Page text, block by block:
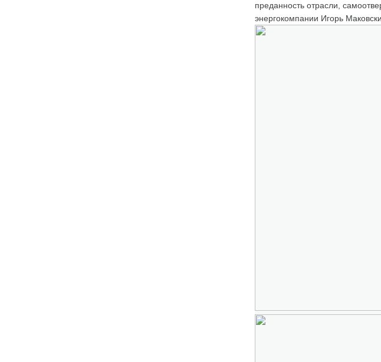
преданность отрасли,
энергокомпании Игорь